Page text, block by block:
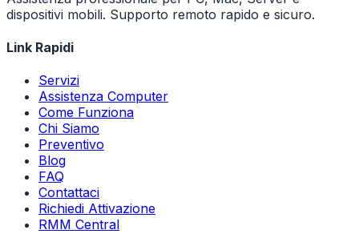
dispositivi mobili. Supporto remoto rapido e sicuro.
Link Rapidi
Servizi
Assistenza Computer
Come Funziona
Chi Siamo
Preventivo
Blog
FAQ
Contattaci
Richiedi Attivazione
RMM Central